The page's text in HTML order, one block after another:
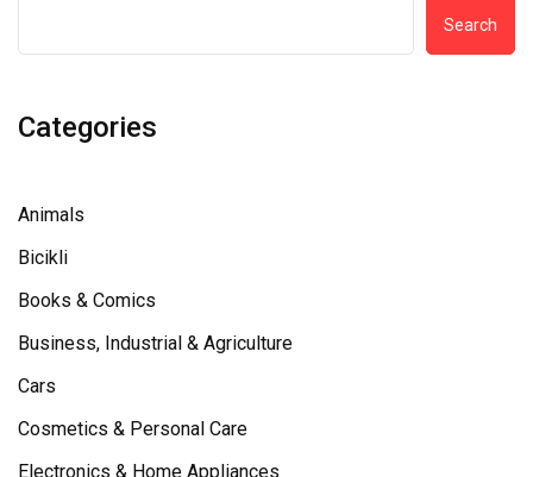
Search
Categories
Animals
Bicikli
Books & Comics
Business, Industrial & Agriculture
Cars
Cosmetics & Personal Care
Electronics & Home Appliances